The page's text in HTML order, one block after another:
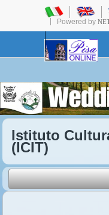
Powered by
Istituto
(ICIT)